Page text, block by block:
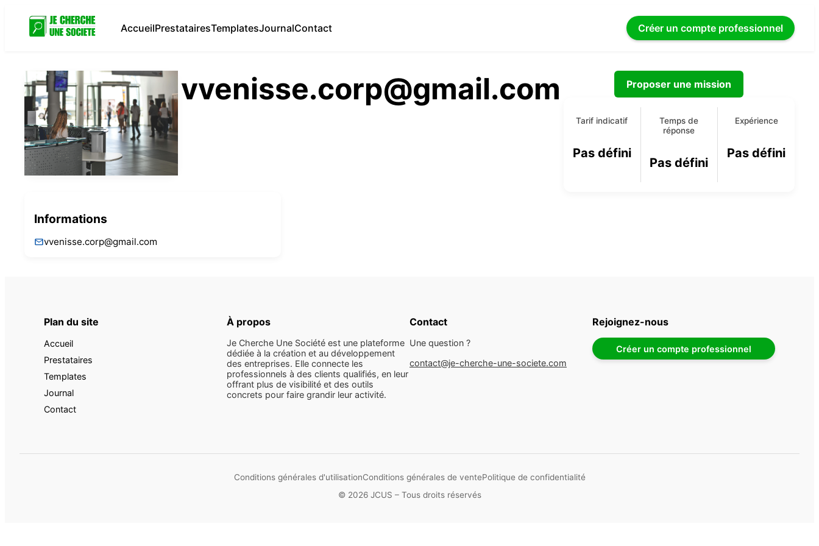
AccueilPrestatairesTemplatesJournalContact Créer un compte professionnel
vvenisse.corp@gmail.com Proposer une mission
Tarif indicatif
Pas défini
Temps de
réponse
Pas défini
Expérience
Pas défini
Informations
vvenisse.corp@gmail.com
Plan du site
Accueil
Prestataires
Templates
Journal
Contact
À propos
Je Cherche Une Société est une plateforme
dédiée à la création et au développement
des entreprises. Elle connecte les
professionnels à des clients qualifiés, en leur
offrant plus de visibilité et des outils
concrets pour faire grandir leur activité.
Contact
Une question ?
contact@je-cherche-une-societe.com
Rejoignez-nous
Créer un compte professionnel
Conditions générales d'utilisationConditions générales de ventePolitique de confidentialité
© 2026 JCUS – Tous droits réservés